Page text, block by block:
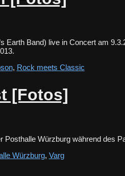
Earth Band) live in Concert am
2013.
, Rock meets Classic
[Fotos]
Posthalle Würzburg während des
Würzburg, Varg